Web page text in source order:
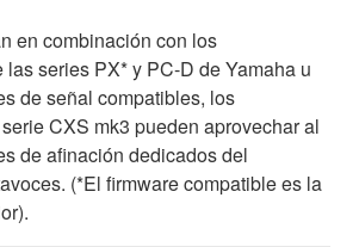
en combinación con los
series PX* y PC-D de Yamaha u
de señal compatibles, los
CXS mk3 pueden aprovechar al
de afinación dedicados del
(*El firmware compatible es la